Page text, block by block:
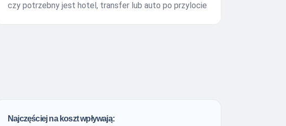
czy potrzebny jest hotel, transfer lub auto po przylocie
Najczęściej na koszt wpływają: